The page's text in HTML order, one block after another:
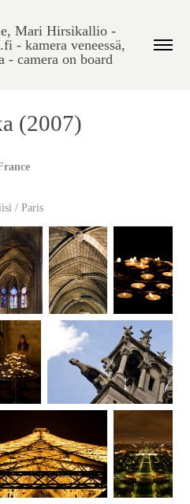
Mari Hirsikallio -
- kamera veneessä,
- camera on board
(2007)
/ Paris